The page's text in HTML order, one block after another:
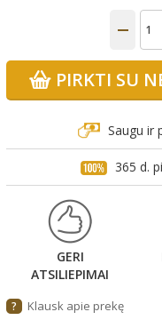
PIRKTI SU
Saugu ir
365 d.
GERI
ATSILIEPIMAI
? Klausk apie prekę